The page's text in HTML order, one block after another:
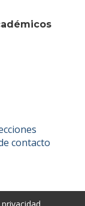
contacto